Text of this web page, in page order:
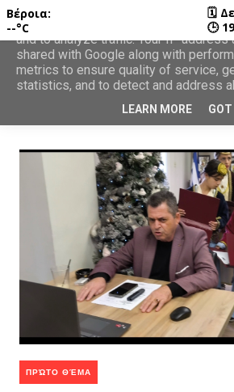
ΠΡΏΤΟ ΘΈΜΑ
Βέροια:
--°C
🗓
🕒
This site uses cookies from Google
and to analyze traffic. Your IP address
shared with Google along with
metrics to ensure quality of service,
statistics, and to detect and address
LEARN MORE